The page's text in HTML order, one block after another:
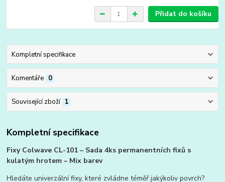
Přidat do košíku
Kompletní specifikace
Komentáře 0
Související zboží 1
Kompletní specifikace
Fixy Colwave CL-101 – Sada 4ks permanentních fixů s
kulatým hrotem – Mix barev
Hledáte univerzální fixy, které zvládne téměř jakýkoliv povrch?